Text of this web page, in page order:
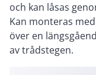
och kan låsas
Kan monteras
över en
av trådstegen.